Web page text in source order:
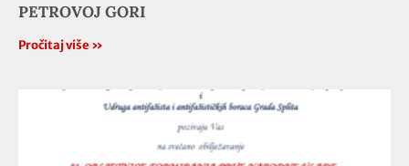
PETROVOJ GORI
Pročitaj više »